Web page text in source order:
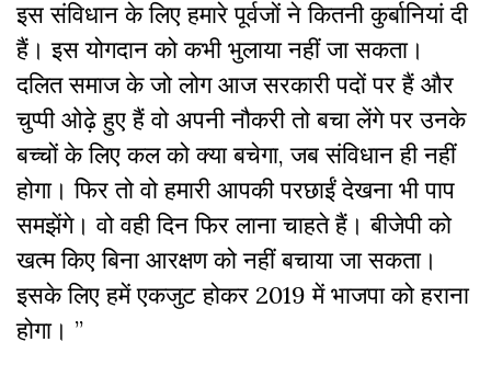
इस संविधान के लिए हमारे पूर्वजों ने कितनी कुर्बानियां दी
हैं। इस योगदान को कभी भुलाया नहीं जा सकता।
दलित समाज के जो लोग आज सरकारी पदों पर हैं और
चुप्पी ओढ़े हुए हैं वो अपनी नौकरी तो बचा लेंगे पर उनके
बच्चों के लिए कल को क्या बचेगा, जब संविधान ही नहीं
होगा। फिर तो वो हमारी आपकी परछाईं देखना भी पाप
समझेंगे। वो वही दिन फिर लाना चाहते हैं। बीजेपी को
खत्म किए बिना आरक्षण को नहीं बचाया जा सकता।
इसके लिए हमें एकजुट होकर 2019 में भाजपा को हराना
होगा। ”